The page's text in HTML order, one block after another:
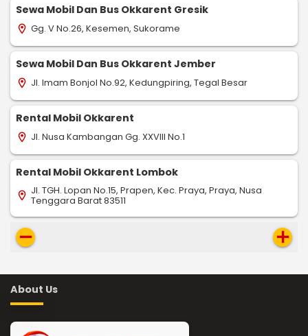
Sewa Mobil Dan Bus Okkarent Gresik
location_on Gg. V No.26, Kesemen, Sukorame
Sewa Mobil Dan Bus Okkarent Jember
location_on Jl. Imam Bonjol No.92, Kedungpiring, Tegal Besar
Rental Mobil Okkarent
location_on Jl. Nusa Kambangan Gg. XXVIII No.1
Rental Mobil Okkarent Lombok
location_on Jl. TGH. Lopan No.15, Prapen, Kec. Praya, Praya, Nusa
Tenggara Barat 83511
remove add
About Us